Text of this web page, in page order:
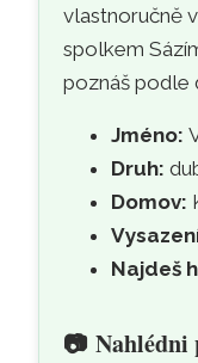
vlastnoručně
spolkem
poznáš podle
Jméno:
Druh:
Domov:
Najdeš
📷Nahlédni